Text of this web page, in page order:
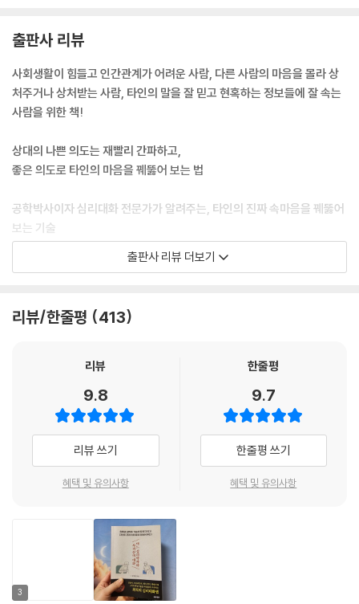
는 없죠. 사람은 선의든 악의든 자기 마음을 쉽사리 드러내지 않습니다. 그
렇게 속내를 숨긴 채 자기 이익을 위해 남을 속이려는 이들도 있죠. 안타깝
게도 잘 속는 사람들은 그런 사기꾼들의 쉬운 먹잇감이 되고 눈치 없는 사
람들은 그들의 심리 조작으로 중요한 순간에 실수를 저지릅니다. 이런 상
--- pp.4-5, 「프롤로그」 중에서
라포는 상호신뢰를 의미합니다. 단지 친해지는 것이 아니죠.
신뢰에 주목해야 합니다. 상담가를 신뢰하려면 상담가의 권위가 인정되어
야 합니다. 보통의 상담가는 일단 내담자가 제 발로 찾아왔기 때문에 일정
한 권위가 확보되어 있습니다. 때로는 자격증이나 학위가 그 권위를 뒷받
침하기도 하죠. 오랜 경험이나 입소문이 그 역할을 하기도 합니다. 일상 대
밀함이 권위의 빈자리를 채워줍니다. 더 친밀하게 느껴지도록 만드는 것으
그리고 상대의 생각을 한정 짓는 프레임 안으로 넣어 두는 것이 좋습니다.
좀 더 빨리 라포를 쌓을 수도 있고 원하는 방향으로 이끌 수도 있기 때문입
니다. 이 프레임은 평소에도 많이 쓰이고 있습니다. 예를 들어, 어떤 매장에
들어가서 점원에게 이렇게 말했다고 생각해보죠. “매장 분위기가 정말 밝
네요. 일하시는 분들 인상도 정말 좋으시고요.”
이 말을 들은 점원은 아무래도 이 말을 한 손님에게 좀 더 친절히 대하게 됩
니다. 이 외에도 회사생활이나 연인관계 등 다양한 상황에서도 이런 일은
계이기 때문에 더 잘 먹힙니다.
--- pp.46-47, 「CHAPTER 2. 상담가는 어떻게 상대의 속마음을 읽고
변화하게 할까? 2-2. 단계별 상담 익히기」 중에서
출판사 리뷰
사회생활이 힘들고 인간관계가 어려운 사람, 다른 사람의 마음을 몰라 상
처주거나 상처받는 사람, 타인의 말을 잘 믿고 현혹하는 정보들에 잘 속는
사람을 위한 책!
상대의 나쁜 의도는 재빨리 간파하고,
좋은 의도로 타인의 마음을 꿰뚫어 보는 법
공학박사이자 심리대화 전문가가 알려주는, 타인의 진짜 속마음을 꿰뚫어
보는 기술
새 책 『어느 심리학자와 사기꾼의 대화』와 『마음 설계의 힘』의 저자 임철웅
대에서 인간에 대한 연구를 진행했고, 산업공학 박사로 대학교 및 경영교
넘는 상담 사례를 통해 얻은 통계자료를 분석해 자신만의 스몰토크 이론과
들어냈다. 최근에는, 유튜브 채널 ‘심리대화 LBC’를 운영하며 14만 구독자
들과 활발히 소통하고 있는데, 연애 관련 TV 프로그램 ‘나는 솔로’, ‘하트시
그널’, ‘신들린 연애’ 등에 등장하는 인물들의 심리를 날카롭고 정확하게 분
석해 큰 인기를 끌고 있다.
를 꿰뚫어 보는 기술을 긍정적인 방향으로 활용하는 4개 분야의 전문가,
상담가, 프로파일러, 콜드리더, 최면가의 심리대화 기술을 파헤친다. 이들
이 사용하는 ‘타인의 심리를 꿰뚫어 보는 기술들’은, 대체로 비슷한 과정을
거치는데 먼저 라포(상호신뢰)를 형성한 후, 상대의 생각에 가설을 세우고
적극적으로 경청하며, 전략적 마인드로 원하는 것을 얻거나 상대의 행동을
출판사 리뷰 더보기
리뷰/한줄평 413
리뷰
9.8
리뷰 쓰기
혜택 및 유의사항
한줄평
9.7
한줄평 쓰기
혜택 및 유의사항
3